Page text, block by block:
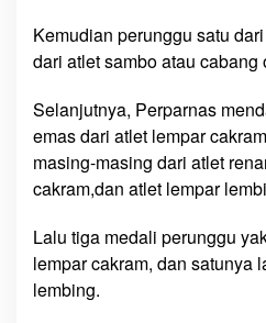
a
S
l
a
a
n
a
s
Kemudian perunggu satu
dari atlet sambo atau
Selanjutnya, Perparnas
emas dari atlet lempar
masing-masing dari atlet
cakram,dan atlet lempar
Lalu tiga medali perunggu
lempar cakram, dan satunya
lembing.